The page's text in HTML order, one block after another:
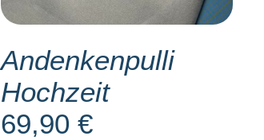
Andenkenpulli
Hochzeit
69,90 €